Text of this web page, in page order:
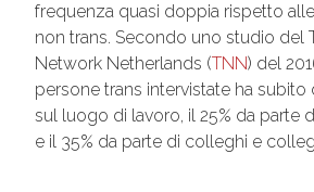
frequenza quasi doppia rispetto
non trans. Secondo uno studio del
Network Netherlands (TNN) del
persone trans intervistate ha subito
sul luogo di lavoro, il 25% da parte
e il 35% da parte di colleghi e